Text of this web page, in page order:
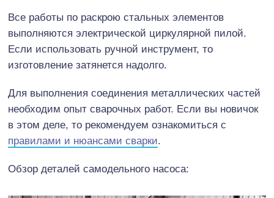
Все работы по раскрою стальных элементов
выполняются электрической циркулярной пилой.
Если использовать ручной инструмент, то
изготовление затянется надолго.
Для выполнения соединения металлических частей
необходим опыт сварочных работ. Если вы новичок
в этом деле, то рекомендуем ознакомиться с
правилами и нюансами сварки.
Обзор деталей самодельного насоса: